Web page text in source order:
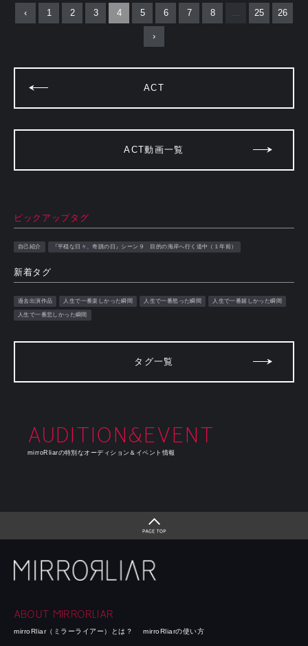
‹ 1 2 3 4 5 6 7 8 ... 25 26
›
ACT
ACT動画一覧
ピックアップタグ
自己紹介 『平穏な日々、奇蹟の日』シーン９ 目的の海岸へ行く道中（１年前）
新着タグ
過去出演作品 人生で一番楽しかった瞬間 人生で一番怒った瞬間 人生で一番嬉しかった瞬間
人生で一番悲しかった瞬間
タグ一覧
AUDITION&EVENT
mirroRliarの特別なオーディション＆イベント情報
ABOUT MIRRORLIAR
mirroRliar（ミラーライアー）とは？ mirroRliarの使い方